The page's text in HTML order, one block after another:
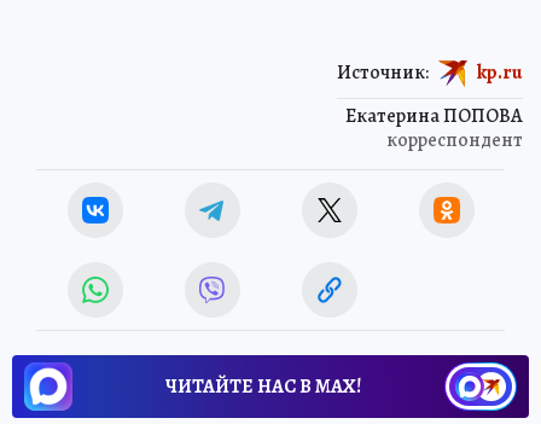
Екатерина ПОПОВА
корреспондент
Источник: kp.ru
ЧИТАЙТЕ НАС В МАХ!